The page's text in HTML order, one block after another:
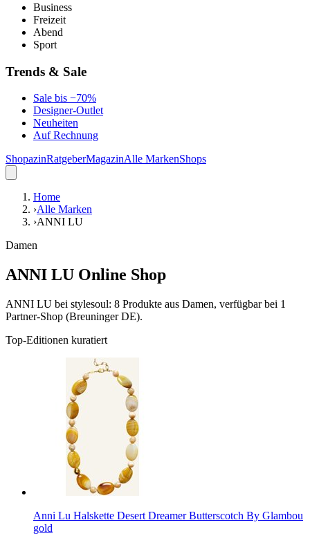
Business
Freizeit
Abend
Sport
Trends & Sale
Sale bis −70%
Designer-Outlet
Neuheiten
Auf Rechnung
ShopazinRatgeberMagazinAlle MarkenShops
Home
›Alle Marken
›ANNI LU
Damen
ANNI LU Online Shop
ANNI LU bei stylesoul: 8 Produkte aus Damen, verfügbar bei 1
Partner-Shop (Breuninger DE).
Top-Editionen kuratiert
Anni Lu Halskette Desert Dreamer Butterscotch By Glambou
gold